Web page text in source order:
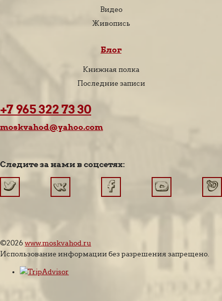
Видео
Живопись
Блог
Книжная полка
Последние записи
+7 965 322 73 30
moskvahod@yahoo.com
Следите за нами в соцсетях:
©2026 www.moskvahod.ru
Использование информации без разрешения запрещено.